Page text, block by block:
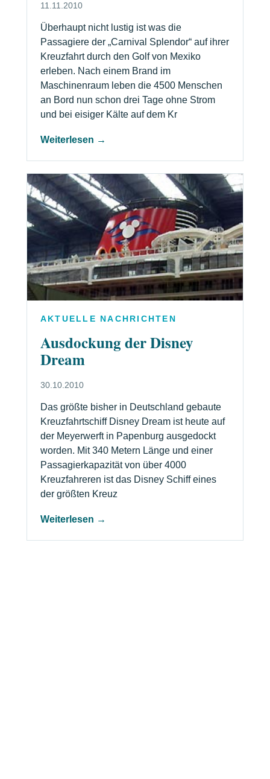
11.11.2010
Überhaupt nicht lustig ist was die
Passagiere der „Carnival Splendor“ auf ihrer
Kreuzfahrt durch den Golf von Mexiko
erleben. Nach einem Brand im
Maschinenraum leben die 4500 Menschen
an Bord nun schon drei Tage ohne Strom
und bei eisiger Kälte auf dem Kr
Weiterlesen →
AKTUELLE NACHRICHTEN
Ausdockung der Disney
Dream
30.10.2010
Das größte bisher in Deutschland gebaute
Kreuzfahrtschiff Disney Dream ist heute auf
der Meyerwerft in Papenburg ausgedockt
worden. Mit 340 Metern Länge und einer
Passagierkapazität von über 4000
Kreuzfahreren ist das Disney Schiff eines
der größten Kreuz
Weiterlesen →